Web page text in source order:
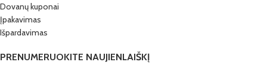
Dovanų kuponai
Įpakavimas
Išpardavimas
PRENUMERUOKITE NAUJIENLAIŠKĮ